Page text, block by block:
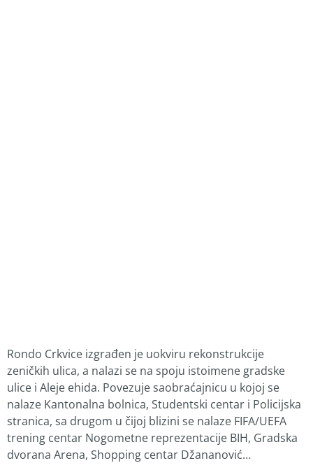
Rondo Crkvice izgrađen je uokviru rekonstrukcije
zeničkih ulica, a nalazi se na spoju istoimene gradske
ulice i Aleje ehida. Povezuje saobraćajnicu u kojoj se
nalaze Kantonalna bolnica, Studentski centar i Policijska
stranica, sa drugom u čijoj blizini se nalaze FIFA/UEFA
trening centar Nogometne reprezentacije BIH, Gradska
dvorana Arena, Shopping centar Džananović…